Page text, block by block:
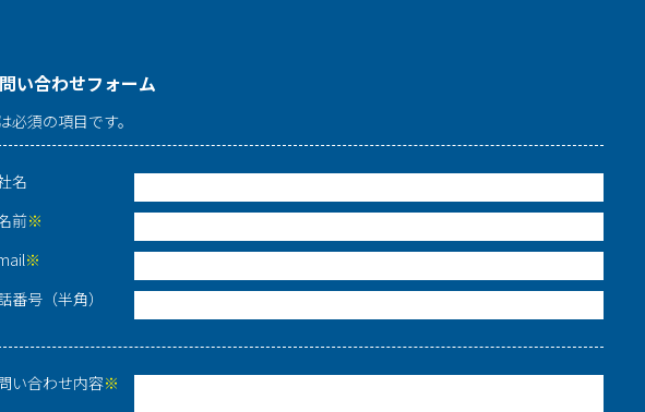
い合わせフォーム
は必須の項目です。
名
前※
※
番号（半角）
い合わせ内容※